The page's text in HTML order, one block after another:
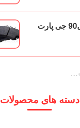
لنت ترمز جلو رنو ال90 جی پارت
دسته های محصولات